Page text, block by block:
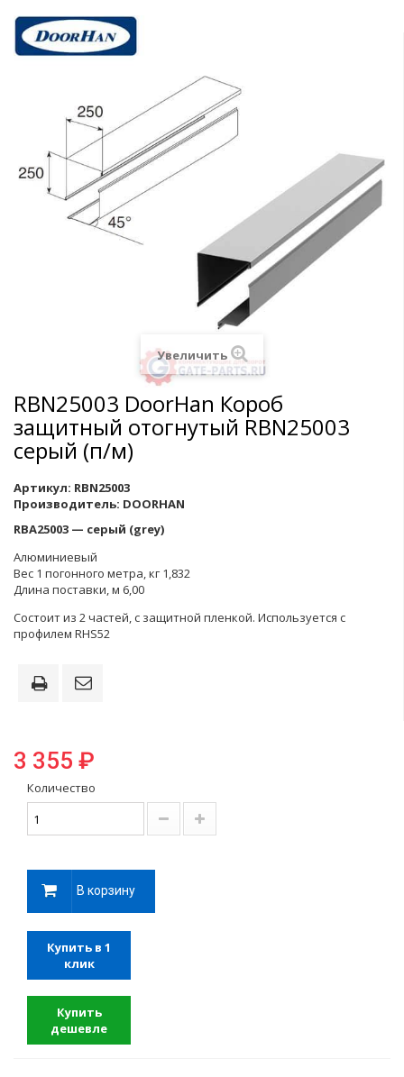
Увеличить
RBN25003 DoorHan Короб
защитный отогнутый RBN25003
серый (п/м)
Артикул: RBN25003
Производитель: DOORHAN
RBA25003 — серый (grey)
Алюминиевый
Вес 1 погонного метра, кг 1,832
Длина поставки, м 6,00
Состоит из 2 частей, с защитной пленкой. Используется с
профилем RHS52
3 355 ₽
Количество
В корзину
Купить в 1
клик
Купить
дешевле